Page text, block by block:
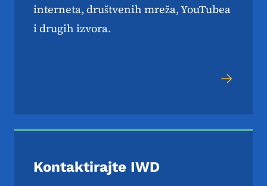
interneta, društvenih mreža, YouTubea
i drugih izvora.
Kontaktirajte IWD